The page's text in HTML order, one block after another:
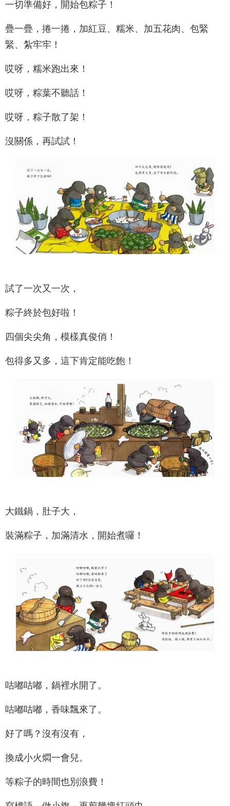
一切準備好，開始包粽子！
疊一疊，捲一捲，加紅豆、糯米、加五花肉、包緊
緊、紮牢牢！
哎呀，糯米跑出來！
哎呀，粽葉不聽話！
哎呀，粽子散了架！
沒關係，再試試！
試了一次又一次，
粽子終於包好啦！
四個尖尖角，模樣真俊俏！
包得多又多，這下肯定能吃飽！
大鐵鍋，肚子大，
裝滿粽子，加滿清水，開始煮囉！
咕嘟咕嘟，鍋裡水開了。
咕嘟咕嘟，香味飄來了。
好了嗎？沒有沒有，
換成小火燜一會兒。
等粽子的時間也別浪費！